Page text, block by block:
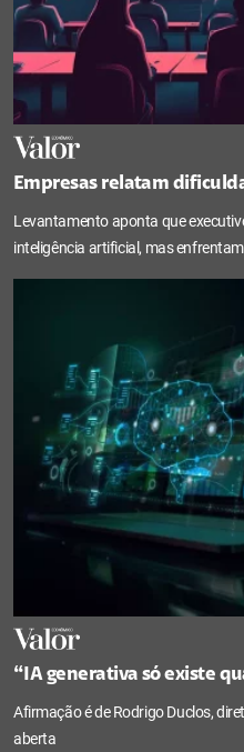
Empresas relatam
Levantamento aponta que
inteligência artificial, mas
“IA generativa só existe
Afirmação é de Rodrigo Duclos,
aberta